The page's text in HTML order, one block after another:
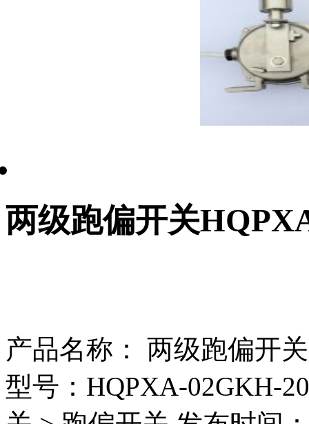
两级跑偏开关
产品名称： 两级跑偏开
型号：HQPXA-02GKH-